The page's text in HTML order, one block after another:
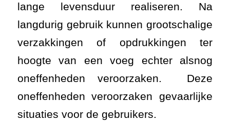
lange levensduur realiseren. Na
langdurig gebruik kunnen grootschalige
verzakkingen of opdrukkingen ter
hoogte van een voeg echter alsnog
oneffenheden veroorzaken. Deze
oneffenheden veroorzaken gevaarlijke
situaties voor de gebruikers.